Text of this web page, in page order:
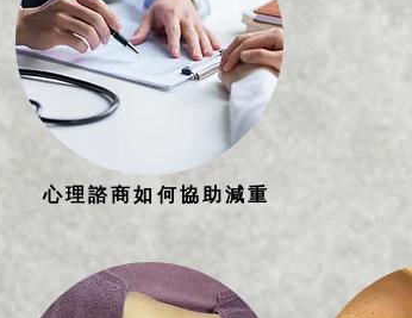
心理諮商如何協助減重